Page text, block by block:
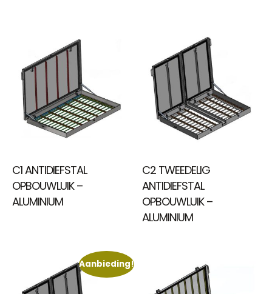
C1 ANTIDIEFSTAL
OPBOUWLUIK –
ALUMINIUM
C2 TWEEDELIG
ANTIDIEFSTAL
OPBOUWLUIK –
ALUMINIUM
Aanbieding!